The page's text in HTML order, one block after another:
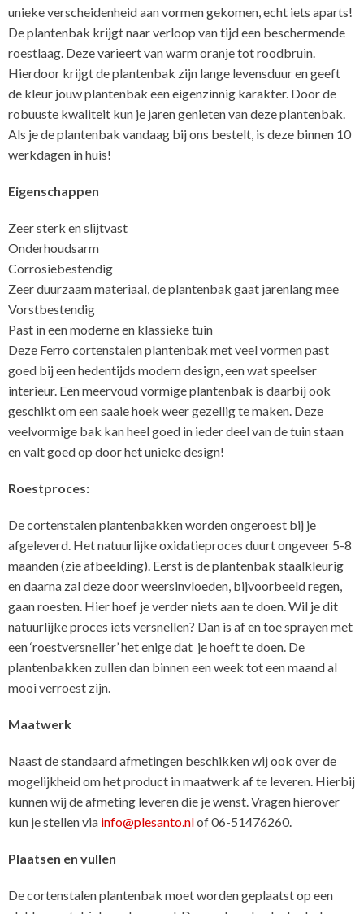
unieke verscheidenheid aan vormen gekomen, echt iets aparts!
De plantenbak krijgt naar verloop van tijd een beschermende
roestlaag. Deze varieert van warm oranje tot roodbruin.
Hierdoor krijgt de plantenbak zijn lange levensduur en geeft
de kleur jouw plantenbak een eigenzinnig karakter. Door de
robuuste kwaliteit kun je jaren genieten van deze plantenbak.
Als je de plantenbak vandaag bij ons bestelt, is deze binnen 10
werkdagen in huis!
Eigenschappen
Zeer sterk en slijtvast
Onderhoudsarm
Corrosiebestendig
Zeer duurzaam materiaal, de plantenbak gaat jarenlang mee
Vorstbestendig
Past in een moderne en klassieke tuin
Deze Ferro cortenstalen plantenbak met veel vormen past
goed bij een hedentijds modern design, een wat speelser
interieur. Een meervoud vormige plantenbak is daarbij ook
geschikt om een saaie hoek weer gezellig te maken. Deze
veelvormige bak kan heel goed in ieder deel van de tuin staan
en valt goed op door het unieke design!
Roestproces:
De cortenstalen plantenbakken worden ongeroest bij je
afgeleverd. Het natuurlijke oxidatieproces duurt ongeveer 5-8
maanden (zie afbeelding). Eerst is de plantenbak staalkleurig
en daarna zal deze door weersinvloeden, bijvoorbeeld regen,
gaan roesten. Hier hoef je verder niets aan te doen. Wil je dit
natuurlijke proces iets versnellen? Dan is af en toe sprayen met
een ‘roestversneller’ het enige dat je hoeft te doen. De
plantenbakken zullen dan binnen een week tot een maand al
mooi verroest zijn.
Maatwerk
Naast de standaard afmetingen beschikken wij ook over de
mogelijkheid om het product in maatwerk af te leveren. Hierbij
kunnen wij de afmeting leveren die je wenst. Vragen hierover
kun je stellen via info@plesanto.nlof 06-51476260.
Plaatsen en vullen
De cortenstalen plantenbak moet worden geplaatst op een